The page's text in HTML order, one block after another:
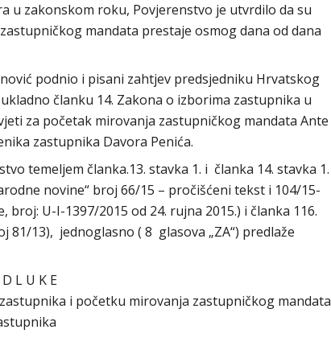
u zakonskom roku, Povjerenstvo je utvrdilo da su
mandata prestaje osmog dana od dana
podnio i pisani zahtjev predsjedniku Hrvatskog
članku 14. Zakona o izborima zastupnika u
za početak mirovanja zastupničkog mandata Ante
zastupnika Davora Penića.
temeljem članka.13. stavka 1. i članka 14. stavka 1.
novine“ broj 66/15 – pročišćeni tekst i 104/15-
U-I-1397/2015 od 24. rujna 2015.) i članka 116.
13), jednoglasno ( 8 glasova „ZA“) predlaže
L U K E
i početku mirovanja zastupničkog mandata